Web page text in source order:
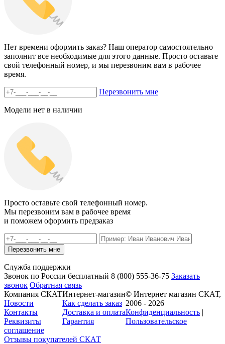
Нет времени оформить заказ? Наш оператор самостоятельно
заполнит все необходимые для этого данные. Просто оставьте
свой телефонный номер, и мы перезвоним вам в рабочее
время.
Перезвонить мне
Модели нет в наличии
Просто оставьте свой телефонный номер.
Мы перезвоним вам в рабочее время
и поможем оформить предзаказ
Служба поддержки
Звонок по России бесплатный 8 (800) 555-36-75 Заказать
звонок Обратная связь
Компания СКАТ
Новости
Контакты
Реквизиты
Интернет-магазин
Как сделать заказ
Доставка и оплата
Гарантия
© Интернет магазин СКАТ,
2006 - 2026
Конфиденциальность |
Пользовательское
соглашение
Отзывы покупателей СКАТ